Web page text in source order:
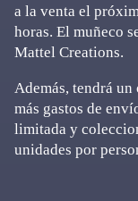
a la venta el
horas. El muñeco
Mattel Creations.
Además, tendrá un
más gastos de
limitada y
unidades por